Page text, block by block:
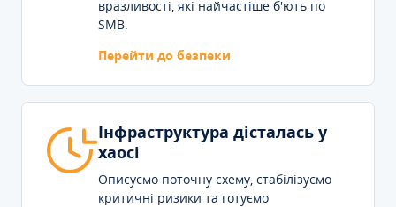
вразливості, які найчастіше б'ють по
SMB.
Перейти до безпеки
Інфраструктура дісталась у
хаосі
Описуємо поточну схему, стабілізуємо
критичні ризики та готуємо